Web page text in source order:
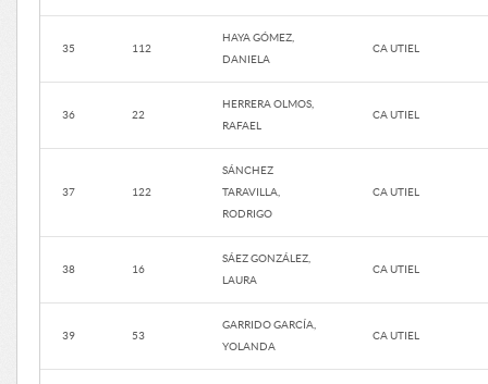
35 112
HAYA GÓMEZ,
DANIELA
CA UTIEL
36 22
HERRERA OLMOS,
RAFAEL
CA UTIEL
37 122
SÁNCHEZ
TARAVILLA,
RODRIGO
CA UTIEL
38 16
SÁEZ GONZÁLEZ,
LAURA
CA UTIEL
39 53
GARRIDO GARCÍA,
YOLANDA
CA UTIEL